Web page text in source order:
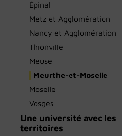
Épinal
Metz et Agglomération
Nancy et Agglomération
Thionville
Meuse
Meurthe-et-Moselle
Moselle
Vosges
Une université avec les
territoires